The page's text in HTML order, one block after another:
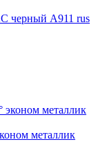
черный А911 rus
металлик